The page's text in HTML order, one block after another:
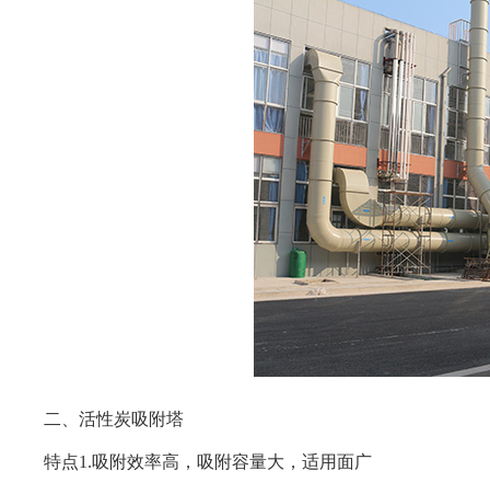
二、 活性炭吸附塔
特点1.吸附效率高，吸附容量大，适用面广